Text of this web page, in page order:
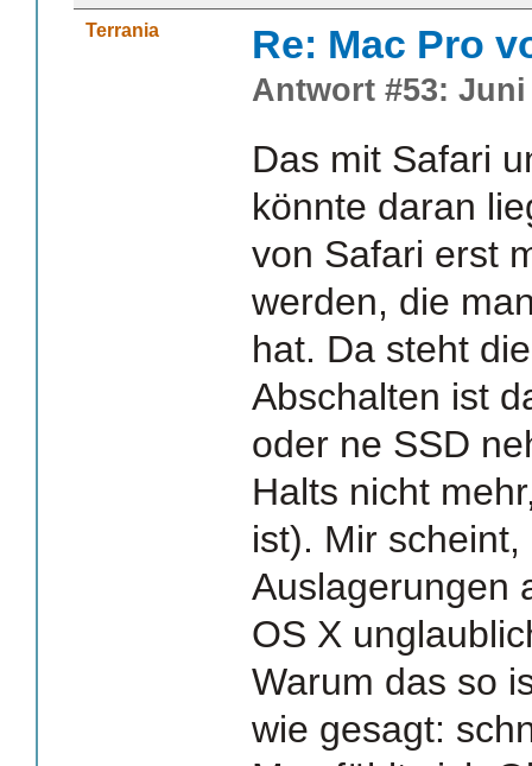
Terrania Re: Mac Pro
Antwort #53: Juni
Das mit Safari
könnte daran
von Safari erst
werden, die
hat. Da steht
Abschalten ist
oder ne SSD
Halts nicht
ist). Mir
Auslagerungen
OS X
Warum das so
wie gesagt: